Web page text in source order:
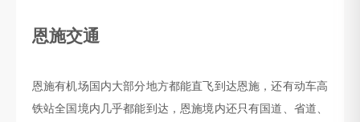
恩施交通
恩施有机场国内大部分地方都能直飞到达恩施，还有动车高
铁站全国境内几乎都能到达，恩施境内还只有国道、省道、